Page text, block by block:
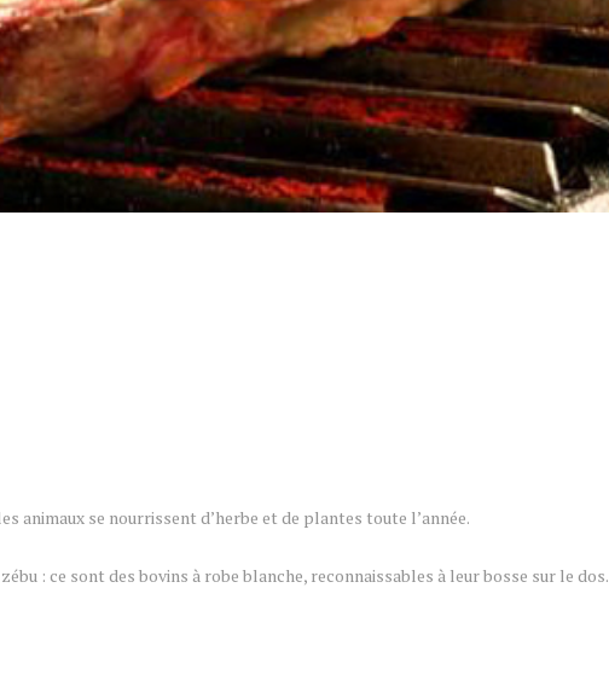
animaux se nourrissent d’herbe et de plantes toute l’année.
: ce sont des bovins à robe blanche, reconnaissables à leur bosse sur le dos.